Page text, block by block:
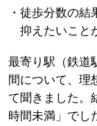
徒歩分数の結
抑えたいこと
最寄り駅（鉄道
間について、理
て聞きました。
時間未満」でし